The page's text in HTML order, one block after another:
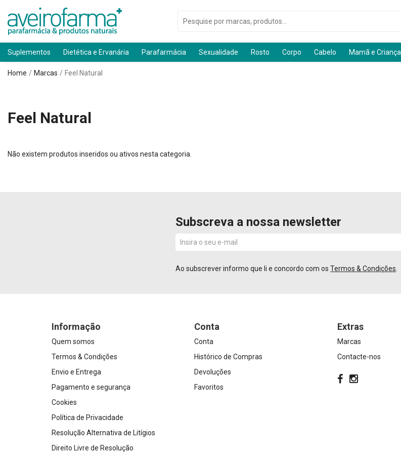
Suplementos Dietética e Ervanária Parafarmácia Sexualidade Rosto Corpo Cabelo Mamã e Criança
Home Marcas Feel Natural
Feel Natural
Não existem produtos inseridos ou ativos nesta categoria.
Subscreva a nossa newsletter
Ao subscrever informo que li e concordo com os Termos & Condições
Informação
Quem somos
Termos & Condições
Envio e Entrega
Pagamento e segurança
Cookies
Política de Privacidade
Resolução Alternativa de Litígios
Direito Livre de Resolução
Conta
Conta
Histórico de Compras
Devoluções
Favoritos
Extras
Marcas
Contacte-nos